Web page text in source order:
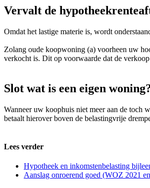
Vervalt de
Omdat het lastige materie is, wordt
Zolang oude koopwoning (a) voorheen uw
verkocht is. Dit op voorwaarde dat de
Slot wat is een eigen
Wanneer uw koophuis niet meer aan de toch
betaalt hierover boven de belastingvrije
Lees verder
Hypotheek en inkomstenbelasting
Aanslag onroerend goed (WOZ 2021